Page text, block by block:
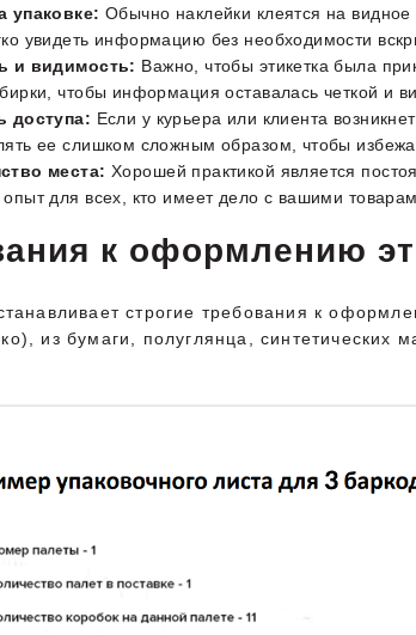
упаковке: Обычно наклейки клеятся на
увидеть информацию без необходимости
и видимость: Важно, чтобы этикетка была
чтобы информация оставалась четкой и
доступа: Если у курьера или клиента
ее слишком сложным образом, чтобы
места: Хорошей практикой является
для всех, кто имеет дело с вашими
к оформлению
строгие требования к
из бумаги, полуглянца, синтетических